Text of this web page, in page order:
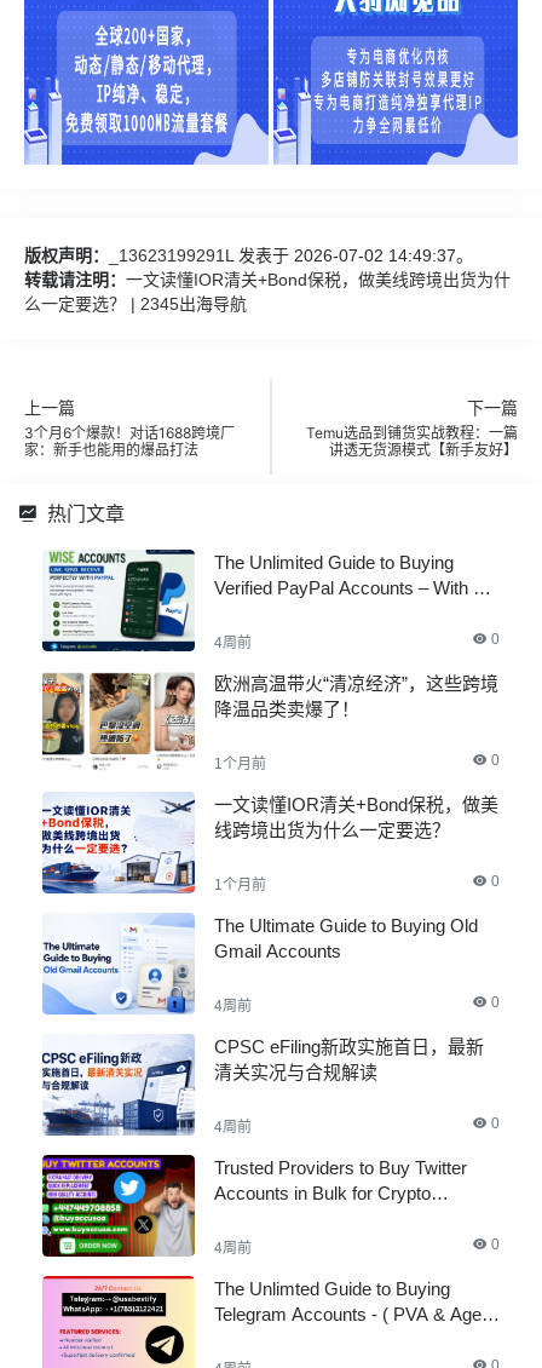
版权声明： _13623199291L发表于 2026-07-02 14:49:37。
转载请注明： 一文读懂IOR清关+Bond保税，做美线跨境出货为什
么一定要选？ | 2345出海导航
上一篇
3个月6个爆款！对话1688跨境厂
家：新手也能用的爆品打法
下一篇
Temu选品到铺货实战教程：一篇
讲透无货源模式【新手友好】
热门文章
The Unlimited Guide to Buying
Verified PayPal Accounts – With All
4周前 0
欧洲高温带火“清凉经济”，这些跨境
降温品类卖爆了！
1个月前 0
一文读懂IOR清关+Bond保税，做美
线跨境出货为什么一定要选？
1个月前 0
The Ultimate Guide to Buying Old
Gmail Accounts
4周前 0
CPSC eFiling新政实施首日，最新
清关实况与合规解读
4周前 0
Trusted Providers to Buy Twitter
Accounts in Bulk for Crypto
4周前 0
The Unlimted Guide to Buying
Telegram Accounts - ( PVA & Aged